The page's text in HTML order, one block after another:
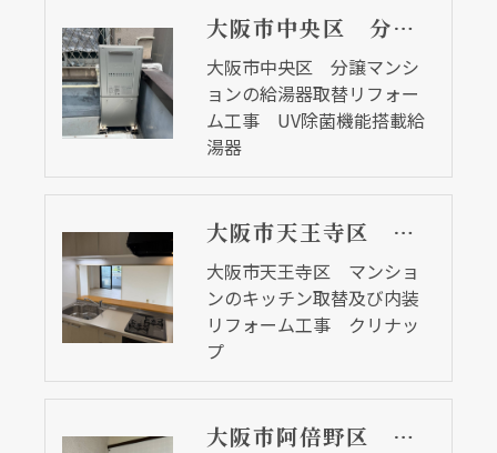
大阪市中央区 分譲マンションの給湯器取替リフォーム工事 UV除菌機能搭載給湯器
大阪市中央区 分譲マンシ
ョンの給湯器取替リフォー
ム工事 UV除菌機能搭載給
湯器
大阪市天王寺区 マンションのキッチン取替及び内装リフォーム工事 クリナップ
大阪市天王寺区 マンショ
ンのキッチン取替及び内装
リフォーム工事 クリナッ
プ
大阪市阿倍野区 分譲マンションのレンジフード取替リフォーム工事 タカラスタンダード